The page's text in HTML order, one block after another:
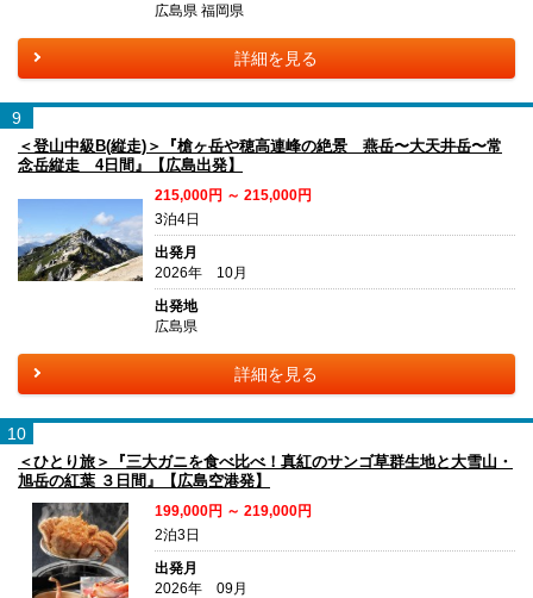
広島県 福岡県
詳細を見る
9
＜登山中級B(縦走)＞『槍ヶ岳や穂高連峰の絶景 燕岳〜大天井岳〜常
念岳縦走 4日間』【広島出発】
215,000円 ～ 215,000円
3泊4日
出発月
2026年 10月
出発地
広島県
詳細を見る
10
＜ひとり旅＞『三大ガニを食べ比べ！真紅のサンゴ草群生地と大雪山・
旭岳の紅葉 ３日間』【広島空港発】
199,000円 ～ 219,000円
2泊3日
出発月
2026年 09月